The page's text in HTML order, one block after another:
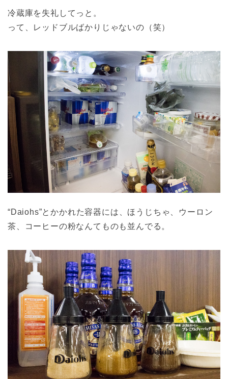
冷蔵庫を失礼してっと。
って、レッドブルばかりじゃないの（笑）
“Daiohs”とかかれた容器には、ほうじちゃ、ウーロン
茶、コーヒーの粉なんてものも並んでる。